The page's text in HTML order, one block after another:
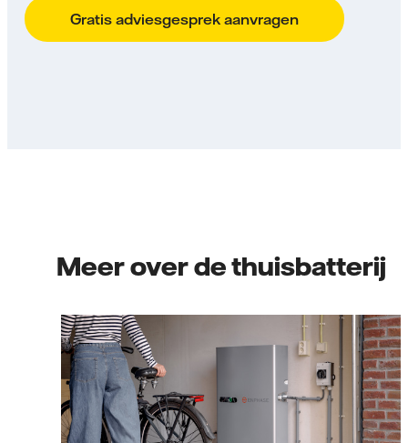
Gratis adviesgesprek aanvragen
Meer over de thuisbatterij